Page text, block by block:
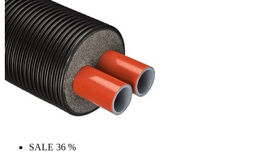
SALE 36 %